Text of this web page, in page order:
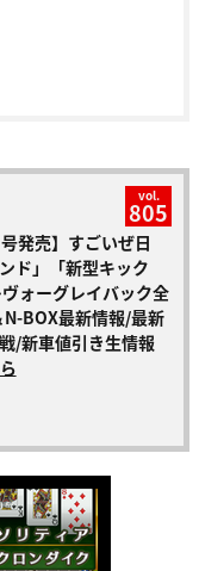
vol.
805
発売】すごいぜ日
ド」「新型キック
ォーグレイバック全
BOX最新情報/最新
/新車値引き生情報